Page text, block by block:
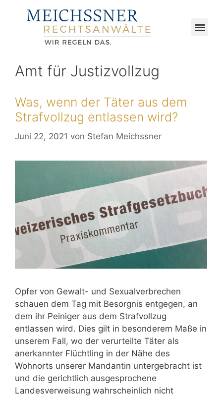
Amt für Justizvollzug
Was, wenn der Täter aus dem
Strafvollzug entlassen wird?
Juni 22, 2021 von Stefan Meichssner
Opfer von Gewalt- und Sexualverbrechen
schauen dem Tag mit Besorgnis entgegen, an
dem ihr Peiniger aus dem Strafvollzug
entlassen wird. Dies gilt in besonderem Maße in
unserem Fall, wo der verurteilte Täter als
anerkannter Flüchtling in der Nähe des
Wohnorts unserer Mandantin untergebracht ist
und die gerichtlich ausgesprochene
Landesverweisung wahrscheinlich nicht